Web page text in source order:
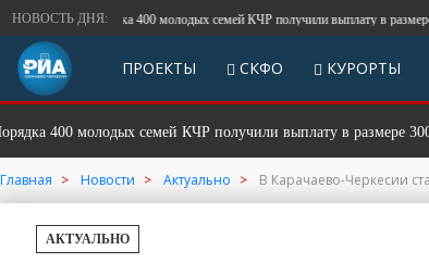
НОВОСТЬ ДНЯ:
Порядка 400 молодых семей КЧР получили выплату в размере 300
ПРОЕКТЫ СКФО КУРОРТЫ
молодых семей КЧР получили выплату в размере 300 тысяч
Главная Новости Актуально В Карачаево-Черкесии
АКТУАЛЬНО